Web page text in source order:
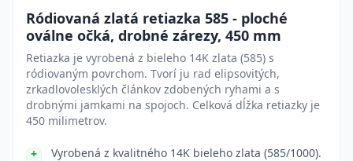
Ródiovaná zlatá retiazka 585 - ploché
oválne očká, drobné zárezy, 450 mm
Retiazka je vyrobená z bieleho 14K zlata (585) s
ródiovaným povrchom. Tvorí ju rad elipsovitých,
zrkadlovolesklých článkov zdobených ryhami a s
drobnými jamkami na spojoch. Celková dĺžka retiazky je
450 milimetrov.
Vyrobená z kvalitného 14K bieleho zlata (585/1000).